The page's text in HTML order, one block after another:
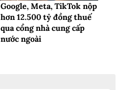
Google, Meta, TikTok nộp
hơn 12.500 tỷ đồng thuế
qua cổng nhà cung cấp
nước ngoài